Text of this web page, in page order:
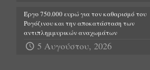
Έργο 750.000 ευρώ για τον καθαρισμό του
Ρογόζινου και την αποκατάσταση των
αντιπλημμυρικών αναχωμάτων
5 Αυγούστου, 2026